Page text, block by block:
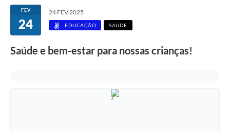
FEV
24
24 FEV 2025
EDUCAÇÃO SAÚDE
Saúde e bem-estar para nossas crianças!